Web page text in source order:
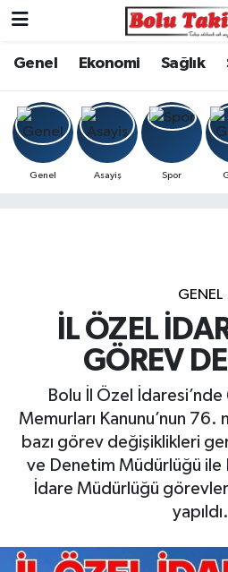
Genel Ekonomi Sağlık
Genel Asayiş Spor
GENEL
İL ÖZEL
GÖREV
Bolu İl Özel İdaresi’nde
Memurları Kanunu’nun 76.
bazı görev değişiklikleri
ve Denetim Müdürlüğü ile
İdare Müdürlüğü
yapıldı.